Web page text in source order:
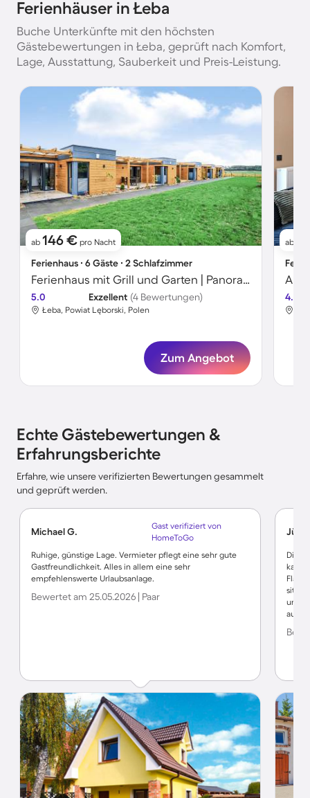
Ferienhäuser in Łeba
Buche Unterkünfte mit den höchsten
Gästebewertungen in Łeba, geprüft nach Komfort,
Lage, Ausstattung, Sauberkeit und Preis-Leistung.
ab 146 € pro Nacht
Ferienhaus ∙ 6 Gäste ∙ 2 Schlafzimmer
Ferienhaus mit Grill und Garten | Panoramablick
5.0 Exzellent (4 Bewertungen)
Łeba, Powiat Lęborski, Polen
Zum Angebot
ab
4.5
Echte Gästebewertungen &
Erfahrungsberichte
Erfahre, wie unsere verifizierten Bewertungen gesammelt
und geprüft werden.
Michael G.
Gast verifiziert von
HomeToGo
Ruhige, günstige Lage. Vermieter pflegt eine sehr gute
Gastfreundlichkeit. Alles in allem eine sehr
empfehlenswerte Urlaubsanlage.
Bewertet am 25.05.2026 | Paar
Die
kam
auf